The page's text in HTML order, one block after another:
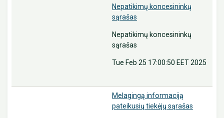
Nepatikimų koncesininkų
sąrašas
Nepatikimų koncesininkų
sąrašas
Tue Feb 25 17:00:50 EET 2025
Melagingą informaciją
pateikusių tiekėjų sąrašas